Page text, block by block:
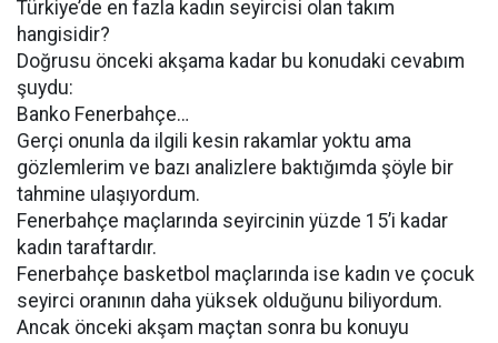
Türkiye’de en fazla kadın seyircisi olan takım
hangisidir?
Doğrusu önceki akşama kadar bu konudaki cevabım
şuydu:
Banko Fenerbahçe…
Gerçi onunla da ilgili kesin rakamlar yoktu ama
gözlemlerim ve bazı analizlere baktığımda şöyle bir
tahmine ulaşıyordum.
Fenerbahçe maçlarında seyircinin yüzde 15’i kadar
kadın taraftardır.
Fenerbahçe basketbol maçlarında ise kadın ve çocuk
seyirci oranının daha yüksek olduğunu biliyordum.
Ancak önceki akşam maçtan sonra bu konuyu